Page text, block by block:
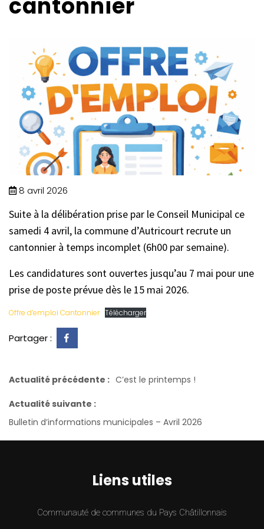
cantonnier
8 avril 2026
Suite à la délibération prise par le Conseil Municipal ce
samedi 4 avril, la commune d’Autricourt recrute un
cantonnier à temps incomplet (6h00 par semaine).
Les candidatures sont ouvertes jusqu’au 7 mai pour une
prise de poste prévue dès le 15 mai 2026.
Offre d’emploi Cantonnier Télécharger
Partager :
Actualité précédente : C’est le printemps !
Actualité suivante :
Bulletin d’informations municipales – Avril 2026
Liens utiles
Communauté de communes du Pays Châtillonnais